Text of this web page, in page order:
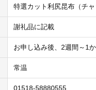
特選カット利尻昆布（チ
謝礼品に記載
お申し込み後、2週間～1
常温
01518-58880555